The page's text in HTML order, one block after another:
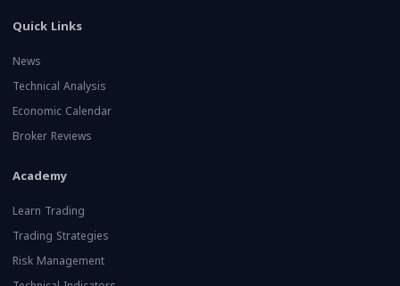
Quick Links
News
Technical Analysis
Economic Calendar
Broker Reviews
Academy
Learn Trading
Trading Strategies
Risk Management